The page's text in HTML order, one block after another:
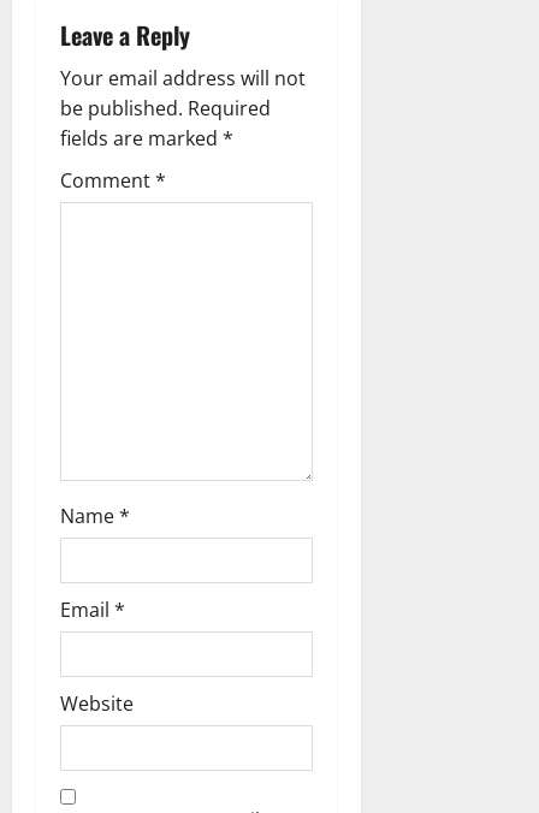
a
v
i
g
Leave a Reply
Your email address will not
be published. Required
fields are marked *
Comment*
Name*
Email *
Website